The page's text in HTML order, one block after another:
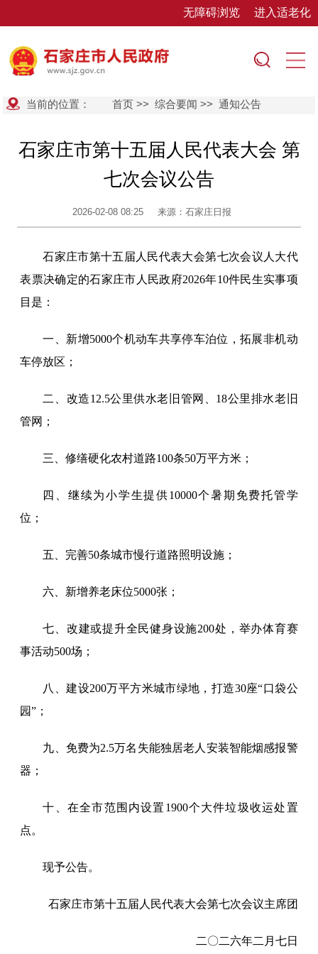
无障碍浏览 进入适老化
当前的位置： 首页 >>综合要闻 >>通知公告
石家庄市第十五届人民代表大会 第
七次会议公告
2026-02-08 08:25 来源：石家庄日报
石家庄市第十五届人民代表大会第七次会议人大代
表票决确定的石家庄市人民政府2026年10件民生实事项
目是：
一、新增5000个机动车共享停车泊位，拓展非机动
车停放区；
二、改造12.5公里供水老旧管网、18公里排水老旧
管网；
三、修缮硬化农村道路100条50万平方米；
四、继续为小学生提供10000个暑期免费托管学
位；
五、完善50条城市慢行道路照明设施；
六、新增养老床位5000张；
七、改建或提升全民健身设施200处，举办体育赛
事活动500场；
八、建设200万平方米城市绿地，打造30座“口袋公
园”；
九、免费为2.5万名失能独居老人安装智能烟感报警
器；
十、在全市范围内设置1900个大件垃圾收运处置
点。
现予公告。
石家庄市第十五届人民代表大会第七次会议主席团
二〇二六年二月七日